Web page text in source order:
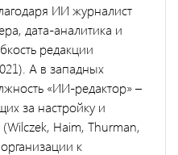
ИИ журналист
дата-аналитика и
редакции
А в западных
«ИИ-редактор» –
за настройку и
(Wilczek, Haim, Thurman,
к